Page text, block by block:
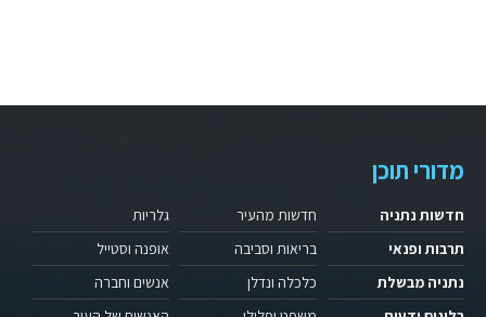
מדורי תוכן
חדשות נתניה
תרבות ופנאי
נתניה מבשלת
חדשות מהעיר
בריאות וסביבה
כלכלה ונדלן
גלריות
אופנה וסטייל
אנשים וחברה